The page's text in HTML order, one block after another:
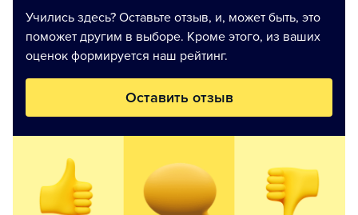
Учились здесь? Оставьте отзыв, и, может быть, это
поможет другим в выборе. Кроме этого, из ваших
оценок формируется наш рейтинг.
Оставить отзыв